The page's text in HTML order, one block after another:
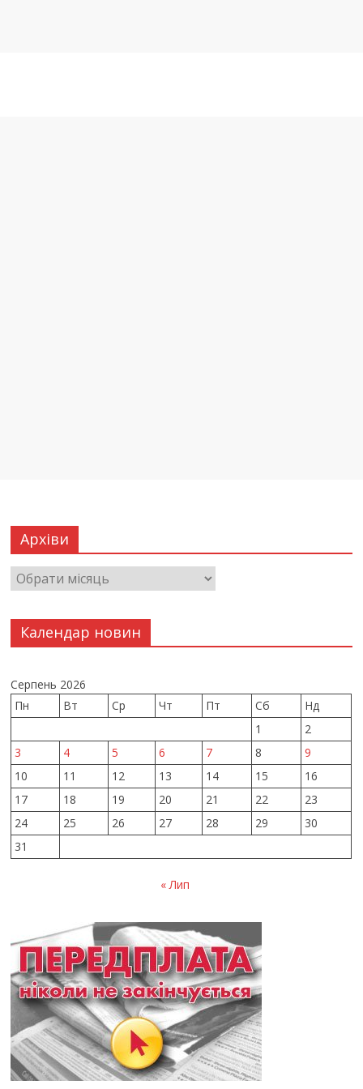
Архіви
Календар новин
Серпень 2026
Пн
Вт Ср Чт Пт Сб
Нд
1
2
3
4 5 6 7 8
9
10
11 12 13 14 15
16
17
18 19 20 21 22
23
24
25 26 27 28 29
30
31
« Лип